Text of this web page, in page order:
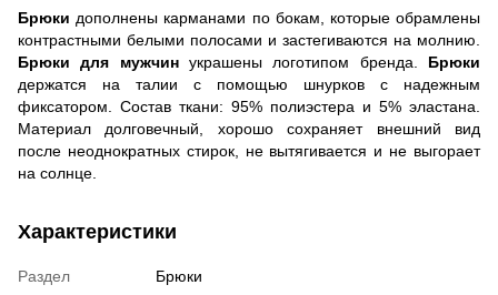
Брюки дополнены карманами по бокам, которые обрамлены
контрастными белыми полосами и застегиваются на молнию.
Брюки для мужчин украшены логотипом бренда. Брюки
держатся на талии с помощью шнурков с надежным
фиксатором. Состав ткани: 95% полиэстера и 5% эластана.
Материал долговечный, хорошо сохраняет внешний вид
после неоднократных стирок, не вытягивается и не выгорает
на солнце.
Характеристики
Раздел
Брюки